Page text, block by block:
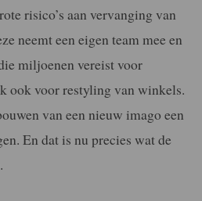
risico’s aan vervanging van
neemt een eigen team mee en
miljoenen vereist voor
ook voor restyling van winkels.
van een nieuw imago een
En dat is nu precies wat de